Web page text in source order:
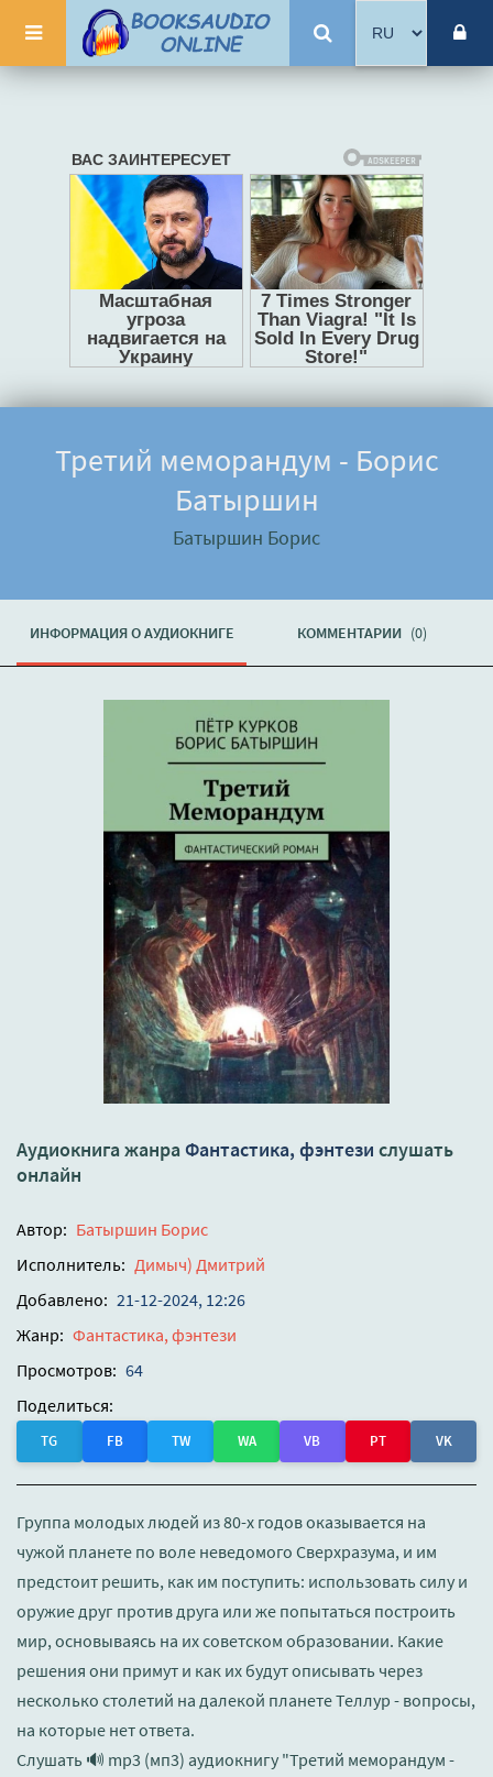
Третий меморандум - Борис
Батыршин
Батыршин Борис
ИНФОРМАЦИЯ О АУДИОКНИГЕ КОММЕНТАРИИ (0)
Аудиокнига жанра Фантастика, фэнтези слушать
онлайн
Автор: Батыршин Борис
Исполнитель: Димыч) Дмитрий
Добавлено: 21-12-2024, 12:26
Жанр: Фантастика, фэнтези
Просмотров: 64
Поделиться:
TG FB TW WA VB PT VK
Группа молодых людей из 80-х годов оказывается на
чужой планете по воле неведомого Сверхразума, и им
предстоит решить, как им поступить: использовать силу и
оружие друг против друга или же попытаться построить
мир, основываясь на их советском образовании. Какие
решения они примут и как их будут описывать через
несколько столетий на далекой планете Теллур - вопросы,
на которые нет ответа.
Слушать 🔊 mp3 (мп3) аудиокнигу "Третий меморандум -